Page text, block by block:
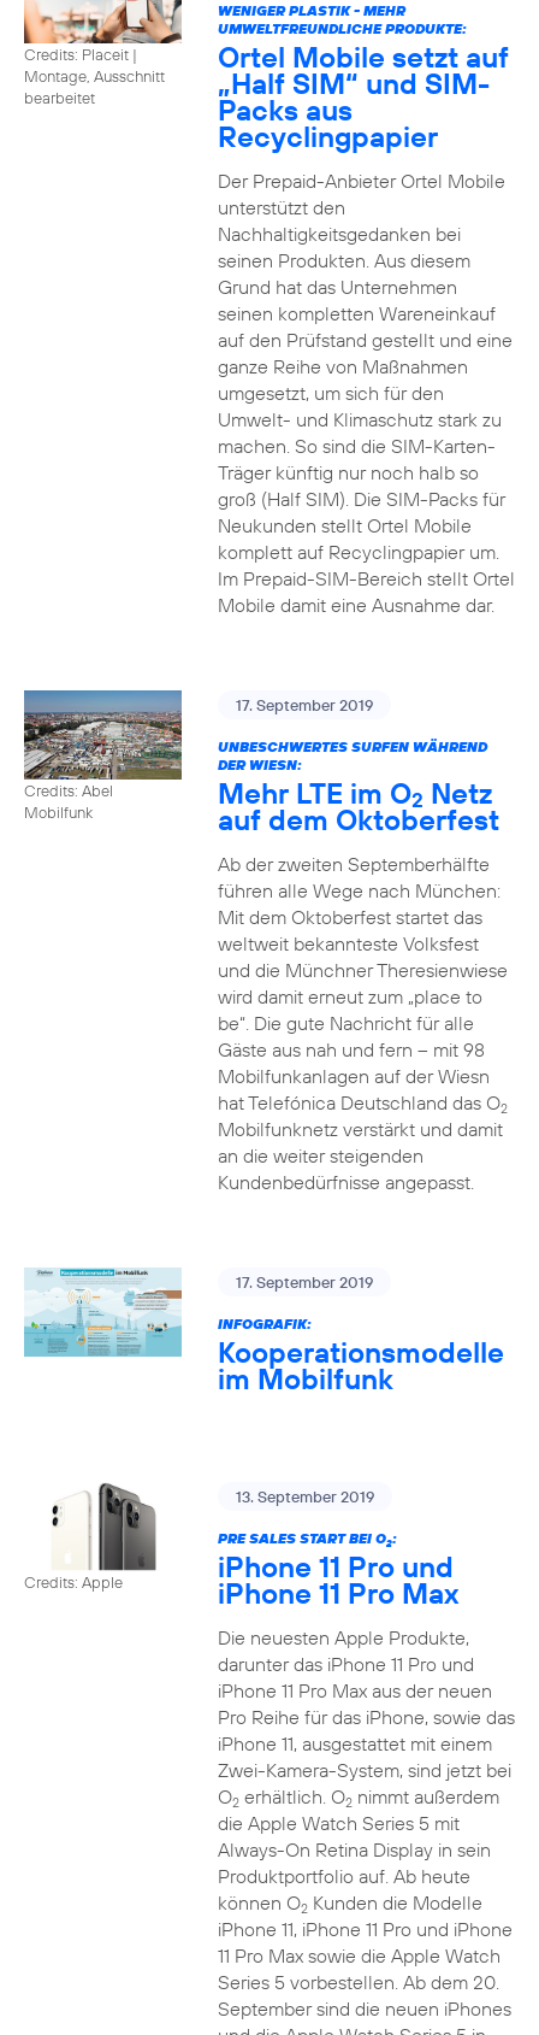
Credits: Placeit |
Montage, Ausschnitt
bearbeitet
WENIGER PLASTIK - MEHR
UMWELTFREUNDLICHE PRODUKTE:
Ortel Mobile setzt auf
„Half SIM“ und SIM-
Packs aus
Recyclingpapier
Der Prepaid-Anbieter Ortel Mobile
unterstützt den
Nachhaltigkeitsgedanken bei
seinen Produkten. Aus diesem
Grund hat das Unternehmen
seinen kompletten Wareneinkauf
auf den Prüfstand gestellt und eine
ganze Reihe von Maßnahmen
umgesetzt, um sich für den
Umwelt- und Klimaschutz stark zu
machen. So sind die SIM-Karten-
Träger künftig nur noch halb so
groß (Half SIM). Die SIM-Packs für
Neukunden stellt Ortel Mobile
komplett auf Recyclingpapier um.
Im Prepaid-SIM-Bereich stellt Ortel
Mobile damit eine Ausnahme dar.
Credits: Abel
Mobilfunk
17. September 2019
UNBESCHWERTES SURFEN WÄHREND
DER WIESN:
Mehr LTE im O2 Netz
auf dem Oktoberfest
Ab der zweiten Septemberhälfte
führen alle Wege nach München:
Mit dem Oktoberfest startet das
weltweit bekannteste Volksfest
und die Münchner Theresienwiese
wird damit erneut zum „place to
be“. Die gute Nachricht für alle
Gäste aus nah und fern – mit 98
Mobilfunkanlagen auf der Wiesn
hat Telefónica Deutschland das O2
Mobilfunknetz verstärkt und damit
an die weiter steigenden
Kundenbedürfnisse angepasst.
17. September 2019
INFOGRAFIK:
Kooperationsmodelle
im Mobilfunk
Credits: Apple
13. September 2019
PRE SALES START BEI O2:
iPhone 11 Pro und
iPhone 11 Pro Max
Die neuesten Apple Produkte,
darunter das iPhone 11 Pro und
iPhone 11 Pro Max aus der neuen
Pro Reihe für das iPhone, sowie das
iPhone 11, ausgestattet mit einem
Zwei-Kamera-System, sind jetzt bei
O2erhältlich. O2nimmt außerdem
die Apple Watch Series 5 mit
Always-On Retina Display in sein
Produktportfolio auf. Ab heute
können O2Kunden die Modelle
iPhone 11, iPhone 11 Pro und iPhone
11 Pro Max sowie die Apple Watch
Series 5 vorbestellen. Ab dem 20.
September sind die neuen iPhones